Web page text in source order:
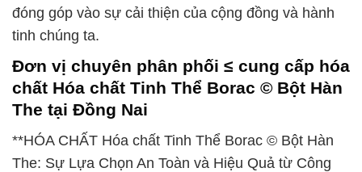
đóng góp vào sự cải thiện của cộng đồng và hành
tinh chúng ta.
Đơn vị chuyên phân phối ≤ cung cấp hóa
chất Hóa chất Tinh Thể Borac © Bột Hàn
The tại Đồng Nai
**HÓA CHẤT Hóa chất Tinh Thể Borac © Bột Hàn
The: Sự Lựa Chọn An Toàn và Hiệu Quả từ Công